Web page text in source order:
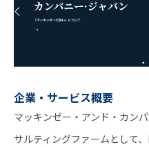
企業・サービス概要
マッキンゼー・アンド・カン
サルティングファームとして